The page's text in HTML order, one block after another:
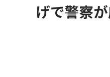
げで警察